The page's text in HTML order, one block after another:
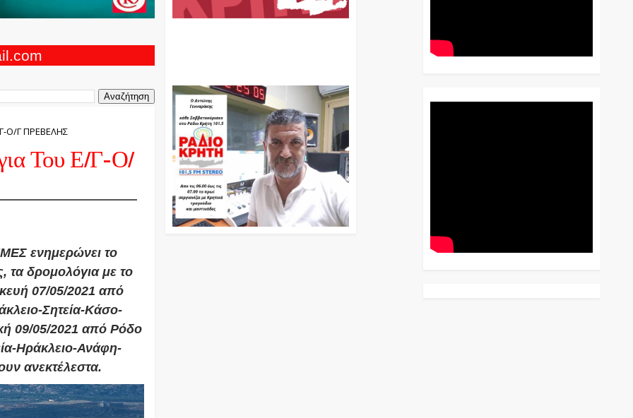
Ο/Γ ΠΡΕΒΕΛΗΣ
Του Ε/Γ-Ο/
ενημερώνει το
τα δρομολόγια με το
07/05/2021 από
Σητεία-Κάσο-
09/05/2021 από Ρόδο
Ηράκλειο-Ανάφη-
ανεκτέλεστα.